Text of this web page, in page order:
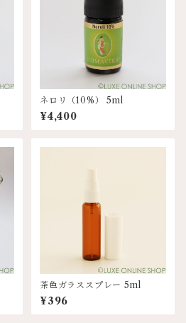
ネロリ（10%） 5ml
¥4,400
茶色ガラススプレー 5ml
¥396